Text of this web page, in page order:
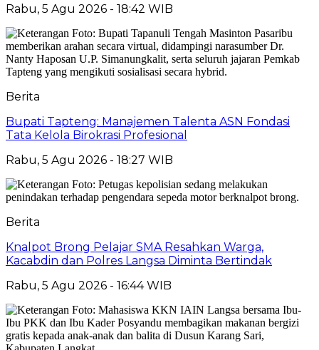
Rabu, 5 Agu 2026 - 18:42 WIB
Berita
Bupati Tapteng: Manajemen Talenta ASN Fondasi
Tata Kelola Birokrasi Profesional
Rabu, 5 Agu 2026 - 18:27 WIB
Berita
Knalpot Brong Pelajar SMA Resahkan Warga,
Kacabdin dan Polres Langsa Diminta Bertindak
Rabu, 5 Agu 2026 - 16:44 WIB